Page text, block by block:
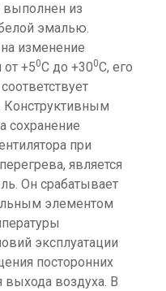
выполнен из
эмалью.
изменение
+50С до +300С, его
Конструктивным
сохранение
при
является
Он срабатывает
элементом
эксплуатации
посторонних
воздуха. В